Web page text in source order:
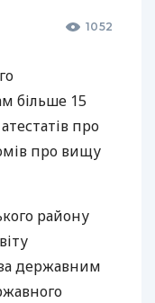
РЕЙТИНГ ДЕБЕТОВИХ
ЩОМІСЯЧНИЙ ОГЛЯД
КЕШБЕКУ
ПУТІВНИКИ ПО
БАНКІВСЬКИХ КАРТКАХ
1052
більше 15
про
про вищу
району
державним